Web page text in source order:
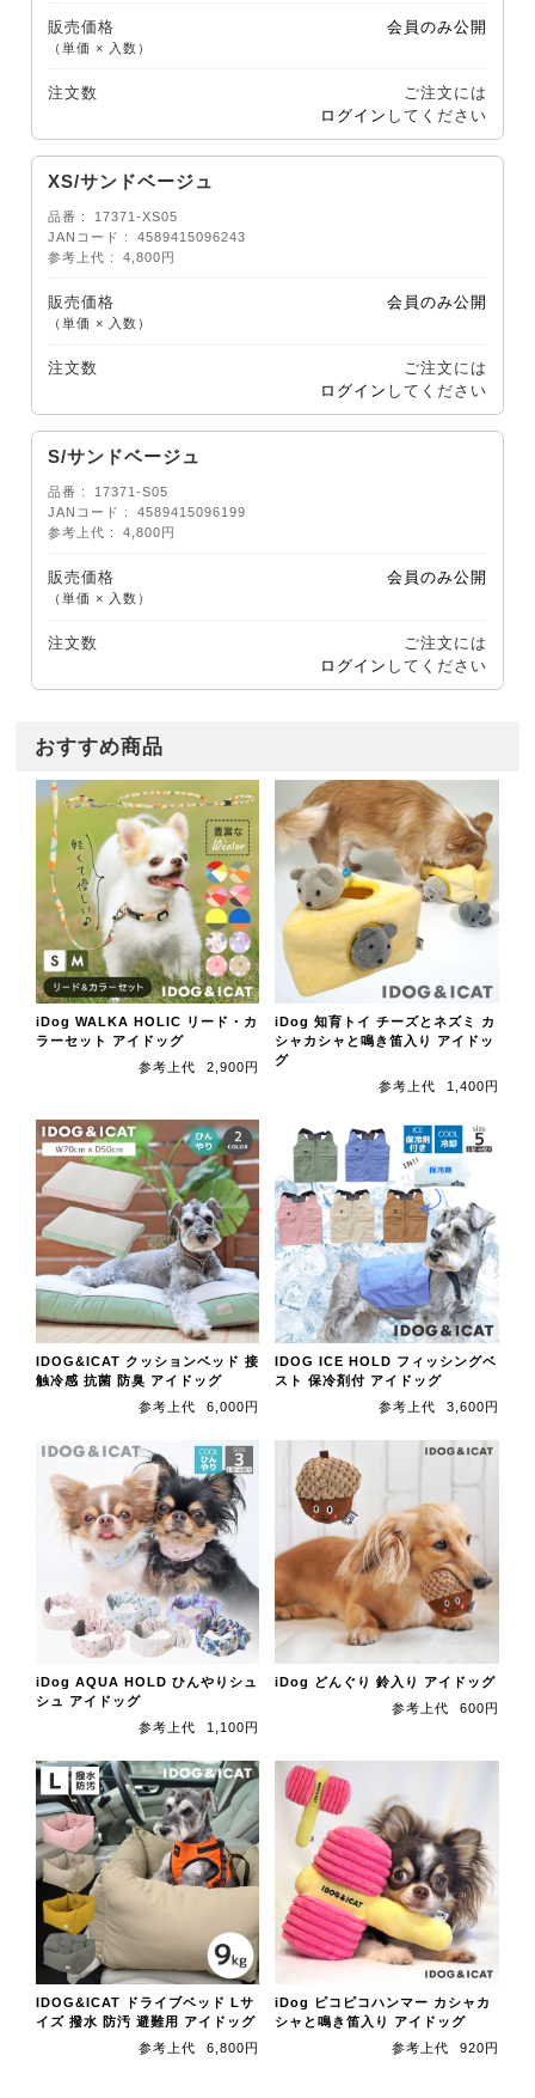
販売価格
（単価 × 入数）
会員のみ公開
注文数
ご注文には
ログイン してください
XS/サンドベージュ
品番
17371-XS05
JANコード
4589415096243
参考上代
4,800円
販売価格
（単価 × 入数）
会員のみ公開
注文数
ご注文には
ログイン してください
S/サンドベージュ
品番
17371-S05
JANコード
4589415096199
参考上代
4,800円
販売価格
（単価 × 入数）
会員のみ公開
注文数
ご注文には
ログイン してください
おすすめ商品
iDog WALKA HOLIC リード・カ
ラーセット アイドッグ
参考上代
2,900円
iDog 知育トイ チーズとネズミ カ
シャカシャと鳴き笛入り アイドッ
グ
参考上代
1,400円
IDOG&ICAT クッションベッド 接
触冷感 抗菌 防臭 アイドッグ
参考上代
6,000円
IDOG ICE HOLD フィッシングベ
スト 保冷剤付 アイドッグ
参考上代
3,600円
iDog AQUA HOLD ひんやりシュ
シュ アイドッグ
参考上代
1,100円
iDog どんぐり 鈴入り アイドッグ
参考上代
600円
IDOG&ICAT ドライブベッド Lサ
イズ 撥水 防汚 避難用 アイドッグ
参考上代
6,800円
iDog ピコピコハンマー カシャカ
シャと鳴き笛入り アイドッグ
参考上代
920円